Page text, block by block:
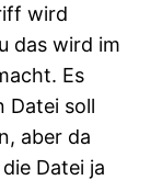
wird
das wird im
Es
Datei soll
aber da
Datei ja